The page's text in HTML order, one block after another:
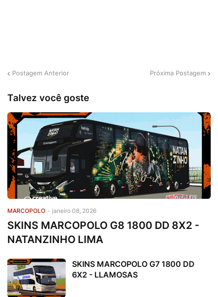
Postagem Anterior Próxima Postagem
Talvez você goste
MARCOPOLO - janeiro 08, 2026
SKINS MARCOPOLO G8 1800 DD 8X2 -
NATANZINHO LIMA
SKINS MARCOPOLO G7 1800 DD
6X2 - LLAMOSAS